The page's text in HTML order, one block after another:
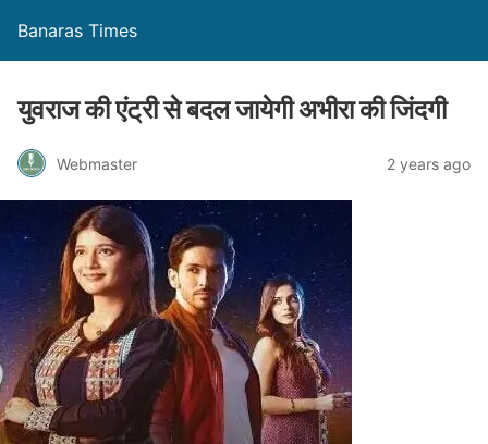
Banaras Times
युवराज की एंट्री से बदल जायेगी अभीरा की जिंदगी
Webmaster 2 years ago